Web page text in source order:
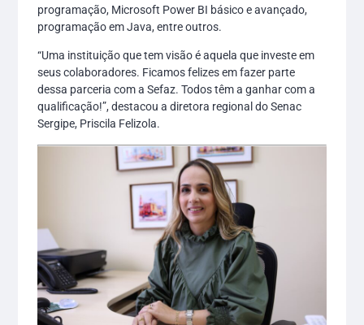
programação, Microsoft Power BI básico e avançado,
programação em Java, entre outros.
“Uma instituição que tem visão é aquela que investe em
seus colaboradores. Ficamos felizes em fazer parte
dessa parceria com a Sefaz. Todos têm a ganhar com a
qualificação!”, destacou a diretora regional do Senac
Sergipe, Priscila Felizola.